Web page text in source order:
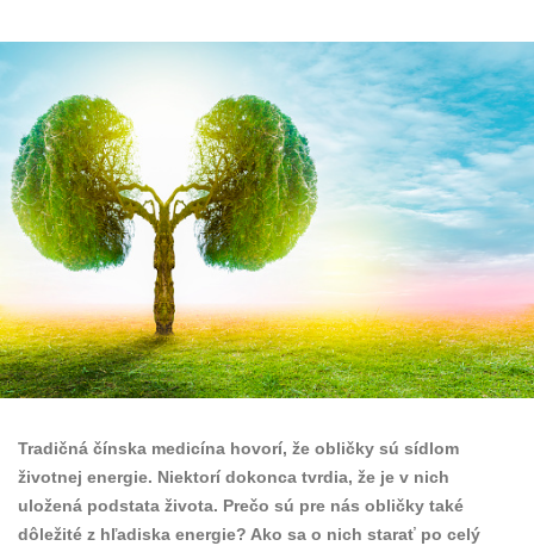
Tradičná čínska medicína hovorí, že obličky sú sídlom
životnej energie. Niektorí dokonca tvrdia, že je v nich
uložená podstata života. Prečo sú pre nás obličky také
dôležité z hľadiska energie? Ako sa o nich starať po celý